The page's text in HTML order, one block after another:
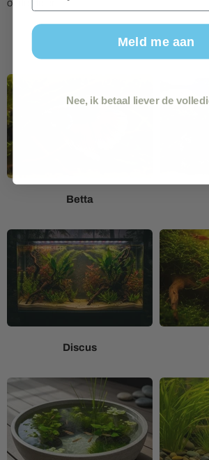
onderdelen.
Betta
Discus
Meld me aan
Nee, ik betaal liever de